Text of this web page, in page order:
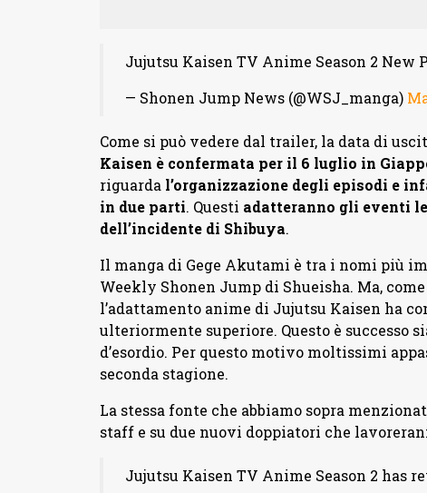
Jujutsu Kaisen TV Anime Season 2 New
— Shonen Jump News (@WSJ_manga)
Come si può vedere dal trailer, la data di
Kaisen è confermata per il 6 luglio in
riguarda l’organizzazione degli episodi e
in due parti. Questi adatteranno gli eventi
dell’incidente di Shibuya.
Il manga di Gege Akutami è tra i nomi più
Weekly Shonen Jump di Shueisha. Ma,
l’adattamento anime di Jujutsu Kaisen ha
ulteriormente superiore. Questo è successo
d’esordio. Per questo motivo moltissimi
seconda stagione.
La stessa fonte che abbiamo sopra
staff e su due nuovi doppiatori che
Jujutsu Kaisen TV Anime Season 2 has